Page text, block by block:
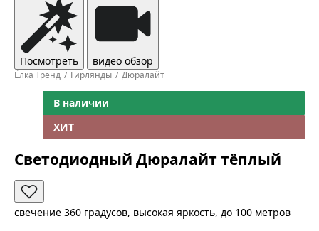
Посмотреть видео обзор
Ёлка Тренд Гирлянды Дюралайт
В наличии
ХИТ
Светодиодный Дюралайт тёплый
свечение 360 градусов, высокая яркость, до 100 метров